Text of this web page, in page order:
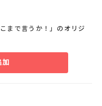
まで言うか！」のオリジ